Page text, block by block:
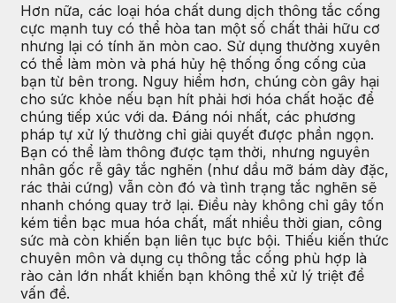
Hơn nữa, các loại hóa chất dung dịch thông tắc cống
cực mạnh tuy có thể hòa tan một số chất thải hữu cơ
nhưng lại có tính ăn mòn cao. Sử dụng thường xuyên
có thể làm mòn và phá hủy hệ thống ống cống của
bạn từ bên trong. Nguy hiểm hơn, chúng còn gây hại
cho sức khỏe nếu bạn hít phải hơi hóa chất hoặc để
chúng tiếp xúc với da. Đáng nói nhất, các phương
pháp tự xử lý thường chỉ giải quyết được phần ngọn.
Bạn có thể làm thông được tạm thời, nhưng nguyên
nhân gốc rễ gây tắc nghẽn (như dầu mỡ bám dày đặc,
rác thải cứng) vẫn còn đó và tình trạng tắc nghẽn sẽ
nhanh chóng quay trở lại. Điều này không chỉ gây tốn
kém tiền bạc mua hóa chất, mất nhiều thời gian, công
sức mà còn khiến bạn liên tục bực bội. Thiếu kiến thức
chuyên môn và dụng cụ thông tắc cống phù hợp là
rào cản lớn nhất khiến bạn không thể xử lý triệt để
vấn đề.